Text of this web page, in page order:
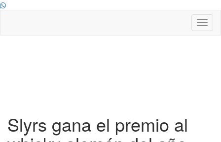
Slyrs gana el premio al